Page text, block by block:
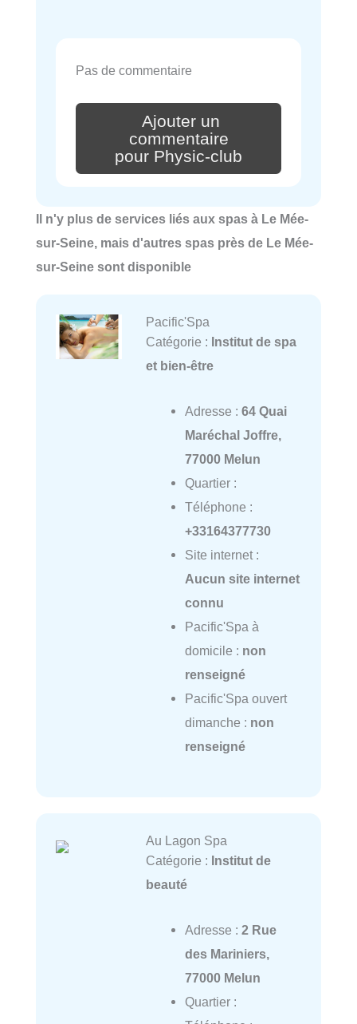
Pas de commentaire
Ajouter un
commentaire
pour Physic-club
Il n'y plus de services liés aux spas à Le Mée-
sur-Seine, mais d'autres spas près de Le Mée-
sur-Seine sont disponible
Pacific'Spa
Catégorie : Institut de spa
et bien-être
Adresse : 64 Quai
Maréchal Joffre,
77000 Melun
Quartier :
Téléphone :
+33164377730
Site internet :
Aucun site internet
connu
Pacific'Spa à
domicile : non
renseigné
Pacific'Spa ouvert
dimanche : non
renseigné
Au Lagon Spa
Catégorie : Institut de
beauté
Adresse : 2 Rue
des Mariniers,
77000 Melun
Quartier :